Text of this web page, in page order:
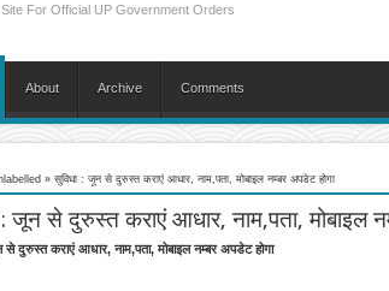
Site For Official UP Government Orders
About Archive Comments
» सुविधा : जून से दुरुस्त कराएं आधार, नाम,पता, मोबाइल नम्बर अपडेट होगा
: जून से दुरुस्त कराएं आधार, नाम,पता, मोबाइल
दुरुस्त कराएं आधार, नाम,पता, मोबाइल नम्बर अपडेट होगा